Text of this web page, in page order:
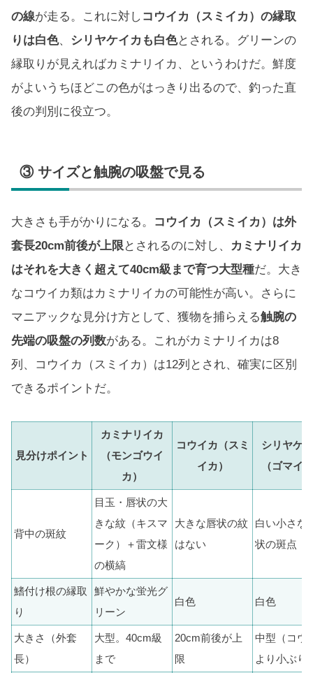
の線が走る。これに対し コウイカ（スミイカ）の縁取
りは白色、 シリヤケイカも白色とされる。グリーンの
縁取りが見えればカミナリイカ、というわけだ。鮮度
がよいうちほどこの色がはっきり出るので、釣った直
後の判別に役立つ。
③ サイズと触腕の吸盤で見る
大きさも手がかりになる。
コウイカ（スミイカ）は外
套長20cm前後が上限とされるのに対し、
カミナリイカ
はそれを大きく超えて40cm級まで育つ大型種だ。大き
なコウイカ類はカミナリイカの可能性が高い。さらに
マニアックな見分け方として、獲物を捕らえる触腕の
先端の吸盤の列数がある。これがカミナリイカは8
列、コウイカ（スミイカ）は12列とされ、確実に区別
できるポイントだ。
見分けポイント
カミナリイカ
（モンゴウイ
カ）
コウイカ（スミ
イカ）
シリヤケ
（ゴマイ
背中の斑紋
目玉・唇状の大
きな紋（キスマ
ーク）＋雷文様
の横縞
大きな唇状の紋
はない
白い小さな
状の斑点
鰭付け根の縁取
り
鮮やかな蛍光グ
リーン
白色 白色
大きさ（外套
長）
大型。40cm級
まで
20cm前後が上
限
中型（コウ
より小ぶり